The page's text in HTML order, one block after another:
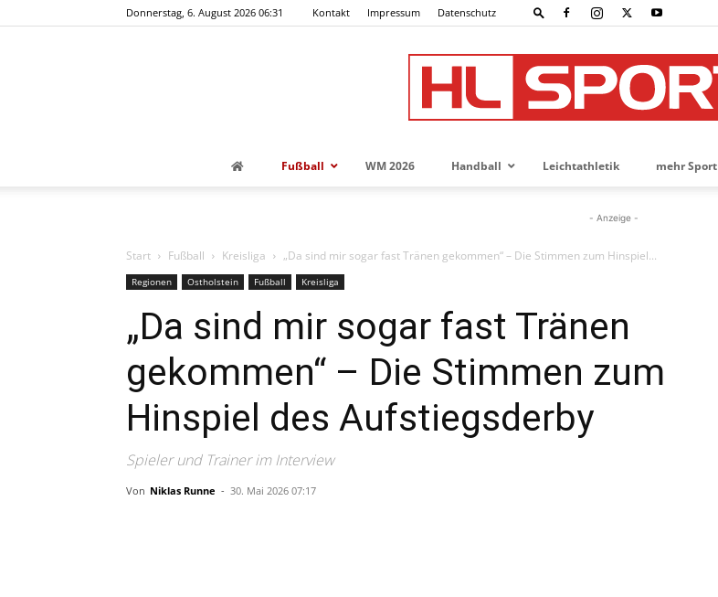
Donnerstag, 6. August 2026 06:31 Kontakt Impressum Datenschutz
Fußball WM 2026 Handball Leichtathletik mehr Sport
- Anzeige -
Start Fußball Kreisliga „Da sind mir sogar fast Tränen gekommen“ – Die Stimmen zum Hinspiel...
Regionen Ostholstein Fußball Kreisliga
„Da sind mir sogar fast Tränen
gekommen“ – Die Stimmen zum
Hinspiel des Aufstiegsderby
Spieler und Trainer im Interview
Von Niklas Runne - 30. Mai 2026 07:17